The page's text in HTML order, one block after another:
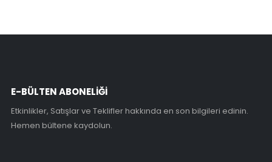
E-BÜLTEN ABONELİĞİ
Etkinlikler, Satışlar ve Teklifler hakkında en son bilgileri edinin.
Hemen bültene kaydolun.